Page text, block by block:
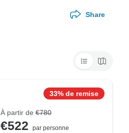
Share
33% de remise
À partir de €780
€522
par personne